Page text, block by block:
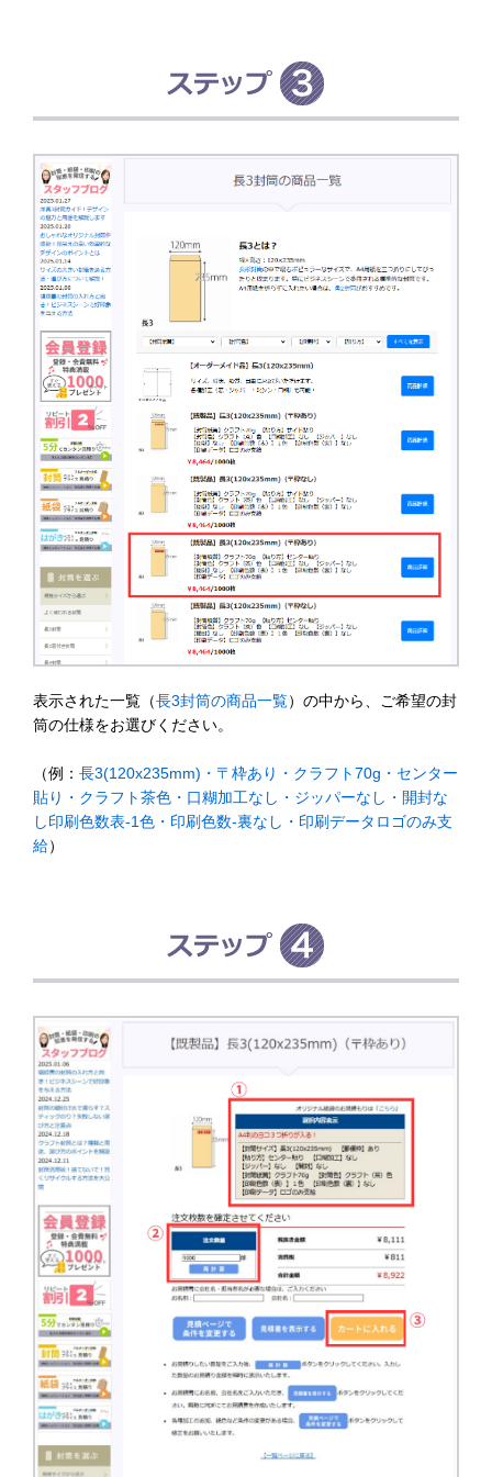
表示された一覧（長3封筒の商品一覧）の中から、ご希望の封
筒の仕様をお選びください。
（例： 長3(120x235mm)・〒枠あり・クラフト70g・センター
貼り・クラフト茶色・口糊加工なし・ジッパーなし・開封な
し印刷色数表-1色・印刷色数-裏なし・印刷データロゴのみ支
給）